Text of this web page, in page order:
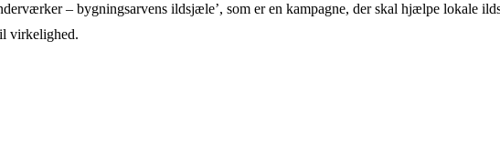
– bygningsarvens ildsjæle’, som er en kampagne, der skal hjælpe lokale
virkelighed.